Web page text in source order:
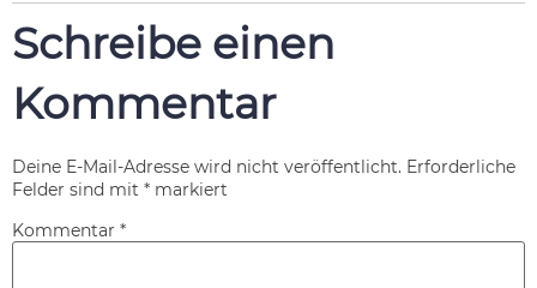
Schreibe einen
Kommentar
Deine E-Mail-Adresse wird nicht veröffentlicht. Erforderliche
Felder sind mit * markiert
Kommentar *